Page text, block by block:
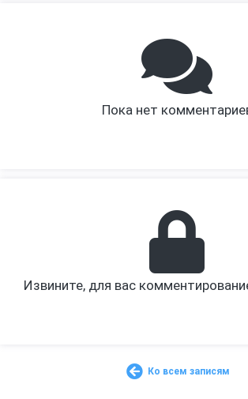
Пока нет
Извините, для вас
Ко всем записям